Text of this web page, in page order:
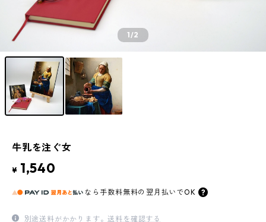
1/2
牛乳を注ぐ女
¥ 1,540
なら 手数料無料の 翌月払いでOK
別途送料がかかります。送料を確認する